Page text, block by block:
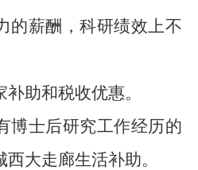
的薪酬，科研绩效上不
助和税收优惠。
博士后研究工作经历的
大走廊生活补助。